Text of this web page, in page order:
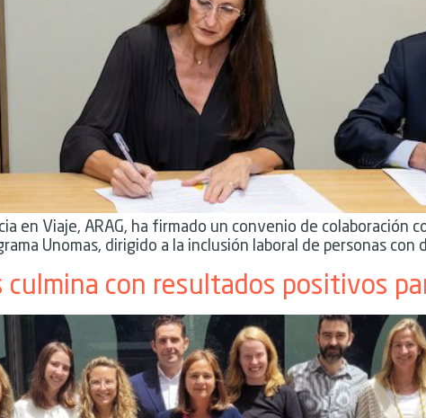
en Viaje, ARAG, ha firmado un convenio de colaboración
Unomas, dirigido a la inclusión laboral de personas con
con resultados positivos